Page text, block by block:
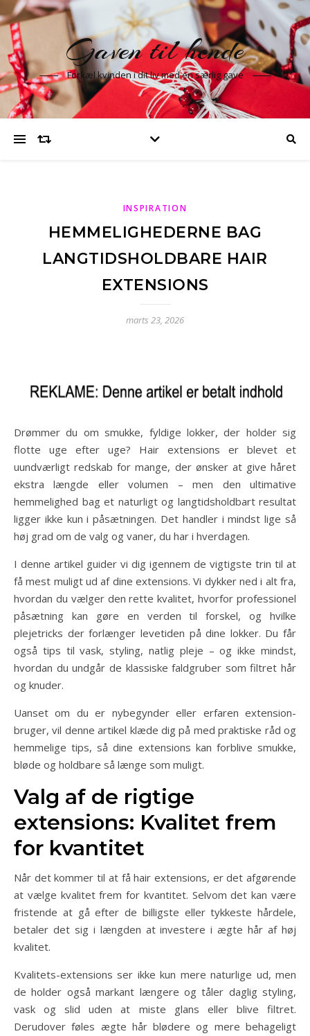
Gaven til hende
Forkæl kvinden i dit liv med en særlig gave
INSPIRATION
HEMMELIGHEDERNE BAG
LANGTIDSHOLDBARE HAIR
EXTENSIONS
marts 23, 2026
Drømmer du om smukke, fyldige lokker, der holder sig
flotte uge efter uge? Hair extensions er blevet et
uundværligt redskab for mange, der ønsker at give håret
ekstra længde eller volumen – men den ultimative
hemmelighed bag et naturligt og langtidsholdbart resultat
ligger ikke kun i påsætningen. Det handler i mindst lige så
høj grad om de valg og vaner, du har i hverdagen.
I denne artikel guider vi dig igennem de vigtigste trin til at
få mest muligt ud af dine extensions. Vi dykker ned i alt fra,
hvordan du vælger den rette kvalitet, hvorfor professionel
påsætning kan gøre en verden til forskel, og hvilke
plejetricks der forlænger levetiden på dine lokker. Du får
også tips til vask, styling, natlig pleje – og ikke mindst,
hvordan du undgår de klassiske faldgruber som filtret hår
og knuder.
Uanset om du er nybegynder eller erfaren extension-
bruger, vil denne artikel klæde dig på med praktiske råd og
hemmelige tips, så dine extensions kan forblive smukke,
bløde og holdbare så længe som muligt.
Valg af de rigtige
extensions: Kvalitet frem
for kvantitet
Når det kommer til at få hair extensions, er det afgørende
at vælge kvalitet frem for kvantitet. Selvom det kan være
fristende at gå efter de billigste eller tykkeste hårdele,
betaler det sig i længden at investere i ægte hår af høj
kvalitet.
Kvalitets-extensions ser ikke kun mere naturlige ud, men
de holder også markant længere og tåler daglig styling,
vask og slid uden at miste glans eller blive filtret.
Derudover føles ægte hår blødere og mere behageligt